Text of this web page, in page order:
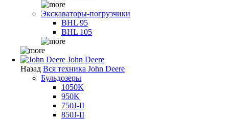
Экскаваторы-погрузчики
BHL 95
BHL 105
John Deere
Назад Вся техника John Deere
Бульдозеры
1050K
950K
750J-II
850J-II